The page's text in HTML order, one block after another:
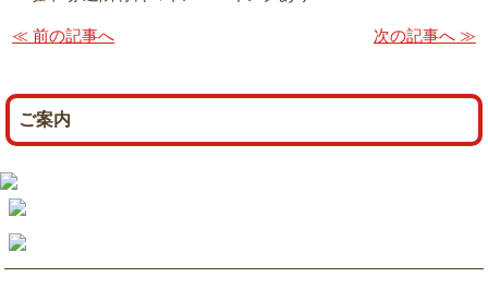
≪ 前の記事へ 次の記事へ ≫
ご案内